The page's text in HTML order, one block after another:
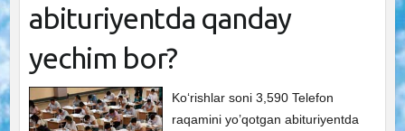
abituriyentda qanday
yechim bor?
Ko‘rishlar soni 3,590 Telefon
raqamini yo’qotgan abituriyentda